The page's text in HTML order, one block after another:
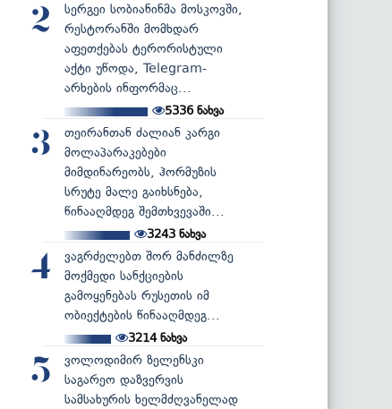
2
სერგეი სობიანინმა მოსკოვში,
რესტორანში მომხდარ
აფეთქებას ტერორისტული
აქტი უწოდა, Telegram-
არხების ინფორმაც...
5336ნახვა
3
თეირანთან ძალიან კარგი
მოლაპარაკებები
მიმდინარეობს, ჰორმუზის
სრუტე მალე გაიხსნება,
წინააღმდეგ შემთხვევაში...
3243ნახვა
4
ვაგრძელებთ შორ მანძილზე
მოქმედი სანქციების
გამოყენებას რუსეთის იმ
ობიექტების წინააღმდეგ...
3214ნახვა
5
ვოლოდიმირ ზელენსკი
საგარეო დაზვერვის
სამსახურის ხელმძღვანელად